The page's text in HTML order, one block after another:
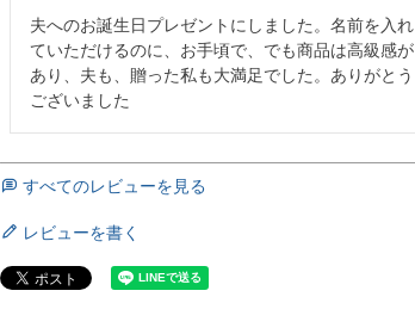
夫へのお誕生日プレゼントにしました。名前を入れ
ていただけるのに、お手頃で、でも商品は高級感が
あり、夫も、贈った私も大満足でした。ありがとう
ございました
すべてのレビューを見る
レビューを書く